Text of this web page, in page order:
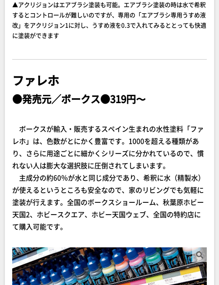
▲アクリジョンはエアブラシ塗装も可能。エアブラシ塗装の時は水で希釈
するとコントロールが難しいのですが、専用の「エアブラシ専用うすめ液
改」をアクリジョン1に対し、うすめ液を0.3で入れてみるととっても快適
に塗装ができます
ファレホ
●発売元／ボークス●319円〜
ボークスが輸入・販売するスペイン生まれの水性塗料「ファ
レホ」は、色数がとにかく豊富です。1000を超える種類があ
り、さらに用途ごとに細かくシリーズに分かれているので、慣
れない人は膨大な選択肢に圧倒されてしまいます。
主成分の約60％が水と同じ成分であり、希釈に水（精製水）
が使えるというところも安全なので、家のリビングでも気軽に
塗装が行えます。全国のボークスショールーム、秋葉原ホビー
天国2、ホビースクエア、ホビー天国ウェブ、全国の特約店に
て購入可能です。